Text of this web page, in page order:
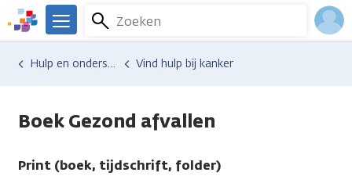
Overslaan
en
naar
We
er
Kanker.nl
Zoeken
Menu
Hulp en ondersteuning Vind hulp bij kanker
Boek Gezond afvallen
Print (boek, tijdschrift, folder)